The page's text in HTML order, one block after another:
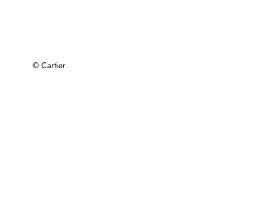
© Cartier